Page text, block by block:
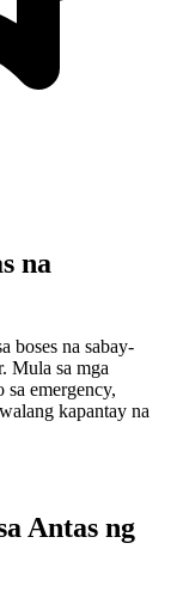
na
boses na sabay-
Mula sa mga
sa emergency,
kapantay na
Antas ng